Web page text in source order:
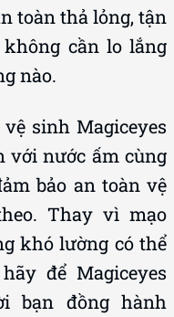
toàn thả lỏng, tận
cần lo lắng
nào.
sinh Magiceyes
với nước ấm cùng
bảo an toàn vệ
Thay vì mạo
khó lường có thể
để Magiceyes
bạn đồng hành